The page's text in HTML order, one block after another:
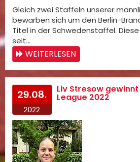
Gleich zwei Staffeln unserer
bewarben sich um den Berlin-
Titel in der Schwedenstaffel.
seit…
WEITERLESEN
29.08.
2022
Liv Stresow
League 2022